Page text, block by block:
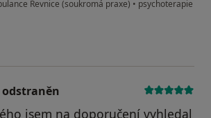
Řevnice (soukromá praxe) • psychoterapie
Váš účet byl odstraněn
odstraněn
jsem na doporučení vyhledal